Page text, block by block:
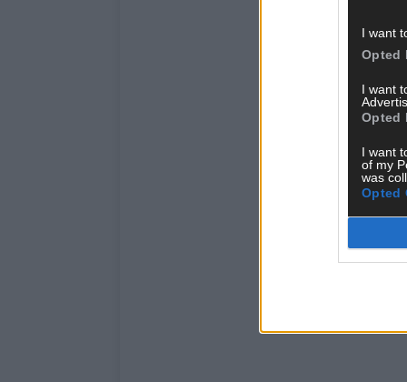
I want
Opted
I want
Opted
I want
of my
was
Opted